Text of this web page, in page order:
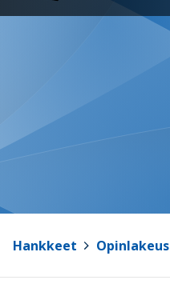
Hankkeet Opinlakeus